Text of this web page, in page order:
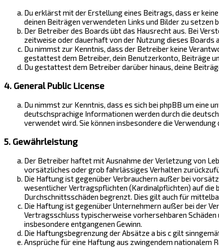
Du erklärst mit der Erstellung eines Beitrags, dass er
deinen Beiträgen verwendeten Links und Bilder zu setzen
Der Betreiber des Boards übt das Hausrecht aus. Bei
zeitweise oder dauerhaft von der Nutzung dieses Boards
Du nimmst zur Kenntnis, dass der Betreiber keine
gestattest dem Betreiber, dein Benutzerkonto, Beiträge
Du gestattest dem Betreiber darüber hinaus, deine
4. General Public License
Du nimmst zur Kenntnis, dass es sich bei phpBB um eine
deutschsprachige Informationen werden durch die
verwendet wird. Sie können insbesondere die
5. Gewährleistung
Der Betreiber haftet mit Ausnahme der Verletzung von
vorsätzliches oder grob fahrlässiges Verhalten
Die Haftung ist gegenüber Verbrauchern außer bei
wesentlicher Vertragspflichten (Kardinalpflichten) auf die
Durchschnittsschäden begrenzt. Dies gilt auch für
Die Haftung ist gegenüber Unternehmern außer bei der
Vertragsschluss typischerweise vorhersehbaren
insbesondere entgangenen Gewinn.
Die Haftungsbegrenzung der Absätze a bis c gilt
Ansprüche für eine Haftung aus zwingendem nationalem